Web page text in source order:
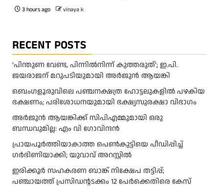
3 hours ago vinaya k
RECENT POSTS
‘പിന്തുണ വേണ്ട, പിന്നിൽനിന്ന് കുത്തരുത്’; ഇ.പി.
ജയരാജന് മറുപടിയുമായി അർജുൻ ആയങ്കി
ബെംഗളൂരുവിലെ പഞ്ചനക്ഷത്ര ഹോട്ടലുകളിൽ പഴകിയ
ഭക്ഷണം; പരിശോധനയുമായി ഭക്ഷ്യസുരക്ഷാ വിഭാഗം
അര്‍ജുന്‍ ആയങ്കിക്ക് സിപിഎമ്മുമായി ഒരു
ബന്ധവുമില്ല: എം വി ഗോവിന്ദന്‍
പ്രായപൂർത്തിയാകാത്ത പെൺകുട്ടിയെ പീഡിപ്പിച്ച്
ഗർഭിണിയാക്കി; യുവാവ് അറസ്റ്റിൽ
ഇരിക്കൂർ സഹകരണ ബാങ്ക് നിക്ഷേപ തട്ടിപ്പ്;
പഞ്ചായത്ത് പ്രസിഡൻ്റടക്കം 12 പേർക്കെതിരെ കേസ്